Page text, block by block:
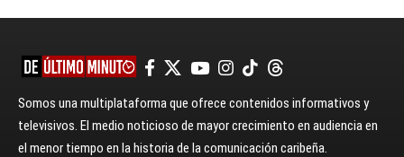
Somos una multiplataforma que ofrece contenidos informativos y
televisivos. El medio noticioso de mayor crecimiento en audiencia en
el menor tiempo en la historia de la comunicación caribeña.